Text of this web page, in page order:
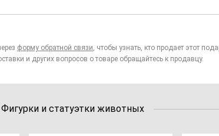
форму обратной связи, чтобы узнать, кто продает этот
и других вопросов о товаре обращайтесь к продавцу.
и статуэтки животных